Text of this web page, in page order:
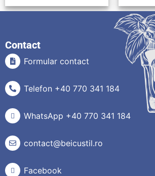
Contact
Formular contact
Telefon +40 770 341 184
WhatsApp +40 770 341 184
contact@beicustil.ro
Facebook